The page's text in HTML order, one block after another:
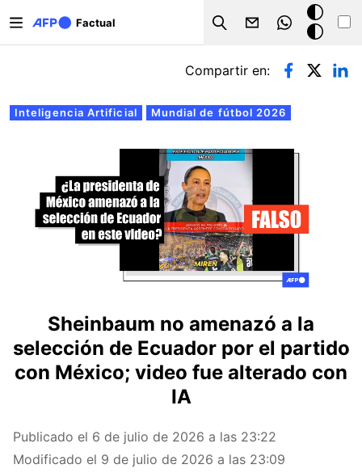
Factual
Search
Modo
oscuro
Solapas principales
Inteligencia Artificial Mundial de fútbol 2026
Compartir en:
Sheinbaum no amenazó a la
selección de Ecuador por el partido
con México; video fue alterado con
IA
Publicado el 6 de julio de 2026 a las 23:22
Modificado el 9 de julio de 2026 a las 23:09